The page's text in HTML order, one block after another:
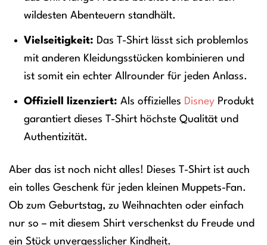
wildesten Abenteuern standhält.
Vielseitigkeit: Das T-Shirt lässt sich problemlos
mit anderen Kleidungsstücken kombinieren und
ist somit ein echter Allrounder für jeden Anlass.
Offiziell lizenziert: Als offizielles Disney Produkt
garantiert dieses T-Shirt höchste Qualität und
Authentizität.
Aber das ist noch nicht alles! Dieses T-Shirt ist auch
ein tolles Geschenk für jeden kleinen Muppets-Fan.
Ob zum Geburtstag, zu Weihnachten oder einfach
nur so – mit diesem Shirt verschenkst du Freude und
ein Stück unvergesslicher Kindheit.